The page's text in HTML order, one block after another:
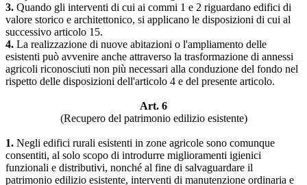
3. Quando gli interventi di cui ai commi 1 e 2 riguardano edifici di
valore storico e architettonico, si applicano le disposizioni di cui al
successivo articolo 15.
4. La realizzazione di nuove abitazioni o l'ampliamento delle
esistenti può avvenire anche attraverso la trasformazione di annessi
agricoli riconosciuti non più necessari alla conduzione del fondo nel
rispetto delle disposizioni dell'articolo 4 e del presente articolo.
Art. 6
(Recupero del patrimonio edilizio esistente)
1. Negli edifici rurali esistenti in zone agricole sono comunque
consentiti, al solo scopo di introdurre miglioramenti igienici
funzionali e distributivi, nonché al fine di salvaguardare il
patrimonio edilizio esistente, interventi di manutenzione ordinaria e